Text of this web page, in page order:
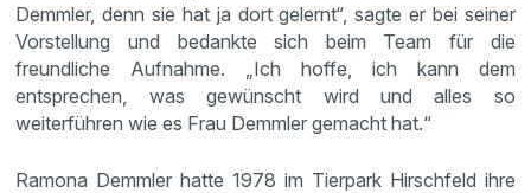
Demmler, denn sie hat ja dort gelernt“, sagte er bei seiner
Vorstellung und bedankte sich beim Team für die
freundliche Aufnahme. „Ich hoffe, ich kann dem
entsprechen, was gewünscht wird und alles so
weiterführen wie es Frau Demmler gemacht hat.“
Ramona Demmler hatte 1978 im Tierpark Hirschfeld ihre